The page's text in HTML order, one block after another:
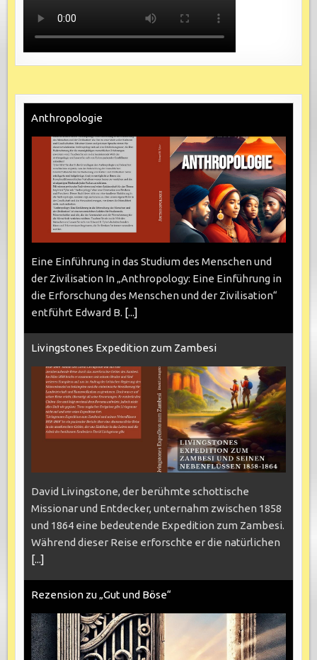
Anthropologie
Eine Einführung in das Studium des Menschen und
der Zivilisation In „Anthropology: Eine Einführung in
die Erforschung des Menschen und der Zivilisation“
entführt Edward B. [...]
Livingstones Expedition zum Zambesi
David Livingstone, der berühmte schottische
Missionar und Entdecker, unternahm zwischen 1858
und 1864 eine bedeutende Expedition zum Zambesi.
Während dieser Reise erforschte er die natürlichen
[...]
Rezension zu „Gut und Böse“